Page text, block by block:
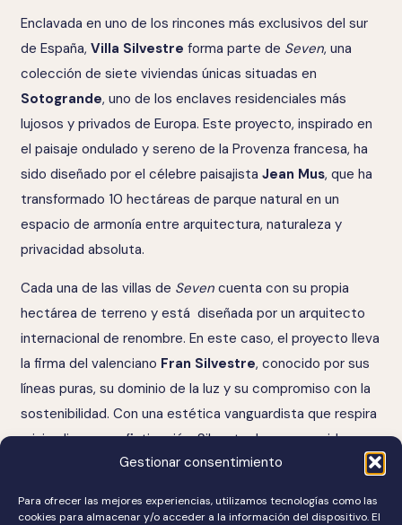
Gestionar consentimiento
Para ofrecer las mejores experiencias, utilizamos tecnologías como las
cookies para almacenar y/o acceder a la información del dispositivo. El
Enclavada en uno de los rincones más exclusivos del sur
de España, Villa Silvestre forma parte de Seven, una
colección de siete viviendas únicas situadas en
Sotogrande, uno de los enclaves residenciales más
lujosos y privados de Europa. Este proyecto, inspirado en
el paisaje ondulado y sereno de la Provenza francesa, ha
sido diseñado por el célebre paisajista Jean Mus, que ha
transformado 10 hectáreas de parque natural en un
espacio de armonía entre arquitectura, naturaleza y
privacidad absoluta.
Cada una de las villas de Sevencuenta con su propia
hectárea de terreno y está diseñada por un arquitecto
internacional de renombre. En este caso, el proyecto lleva
la firma del valenciano Fran Silvestre, conocido por sus
líneas puras, su dominio de la luz y su compromiso con la
sostenibilidad. Con una estética vanguardista que respira
minimalismo y sofisticación, Silvestre ha conseguido una
fusión perfecta entre innovación arquitectónica y respeto
con10 habitaciones, 10 baños, spa, gimnasio, dos